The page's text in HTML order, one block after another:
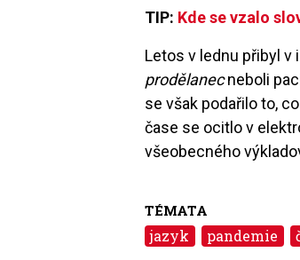
TIP: Kde se vzalo
Letos v lednu přibyl
prodělanecneboli
se však podařilo to,
čase se ocitlo v
všeobecného
TÉMATA
jazyk pandemie